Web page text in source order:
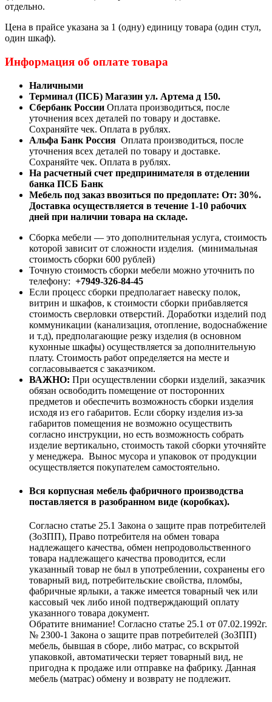
отдельно.
Цена в прайсе указана за 1 (одну) единицу товара (один стул,
один шкаф).
Информация об оплате товара
Наличными
Терминал (ПСБ) Магазин ул. Артема д 150.
Сбербанк России Оплата производиться, после
уточнения всех деталей по товару и доставке.
Сохраняйте чек. Оплата в рублях.
Альфа Банк Россия Оплата производиться, после
уточнения всех деталей по товару и доставке.
Сохраняйте чек. Оплата в рублях.
На расчетный счет предпринимателя в отделении
банка ПСБ Банк
Мебель под заказ ввозиться по предоплате: От: 30%.
Доставка осуществляется в течение 1-10 рабочих
дней при наличии товара на складе.
Сборка мебели — это дополнительная услуга, стоимость
которой зависит от сложности изделия. (минимальная
стоимость сборки 600 рублей)
Точную стоимость сборки мебели можно уточнить по
телефону: +7949-326-84-45
Если процесс сборки предполагает навеску полок,
витрин и шкафов, к стоимости сборки прибавляется
стоимость сверловки отверстий. Доработки изделий под
коммуникации (канализация, отопление, водоснабжение
и т.д), предполагающие резку изделия (в основном
кухонные шкафы) осуществляется за дополнительную
плату. Стоимость работ определяется на месте и
согласовывается с заказчиком.
ВАЖНО: При осуществлении сборки изделий, заказчик
обязан освободить помещение от посторонних
предметов и обеспечить возможность сборки изделия
исходя из его габаритов. Если сборку изделия из-за
габаритов помещения не возможно осуществить
согласно инструкции, но есть возможность собрать
изделие вертикально, стоимость такой сборки уточняйте
у менеджера. Вынос мусора и упаковок от продукции
осуществляется покупателем самостоятельно.
Вся корпусная мебель фабричного производства
поставляется в разобранном виде (коробках).
Согласно статье 25.1 Закона о защите прав потребителей
(ЗоЗПП), Право потребителя на обмен товара
надлежащего качества, обмен непродовольственного
товара надлежащего качества проводится, если
указанный товар не был в употреблении, сохранены его
товарный вид, потребительские свойства, пломбы,
фабричные ярлыки, а также имеется товарный чек или
кассовый чек либо иной подтверждающий оплату
указанного товара документ.
Обратите внимание! Согласно статье 25.1 от 07.02.1992г.
№ 2300-1 Закона о защите прав потребителей (ЗоЗПП)
мебель, бывшая в сборе, либо матрас, со вскрытой
упаковкой, автоматически теряет товарный вид, не
пригодна к продаже или отправке на фабрику. Данная
мебель (матрас) обмену и возврату не подлежит.